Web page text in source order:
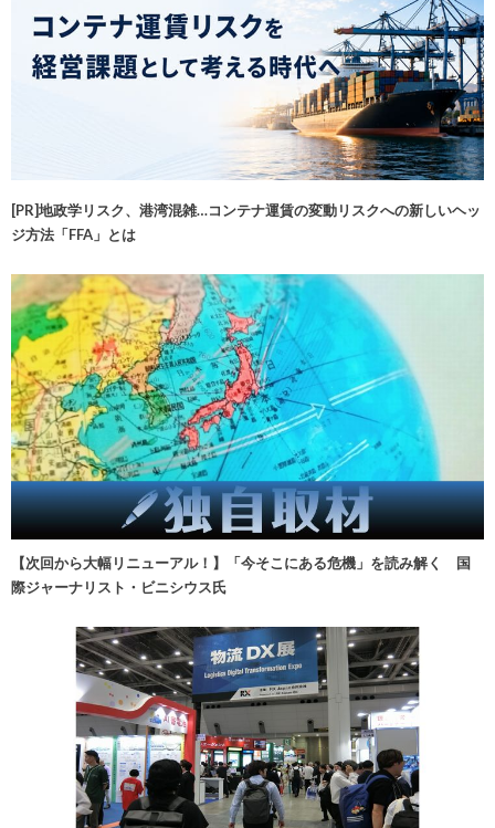
[PR]地政学リスク、港湾混雑…コンテナ運賃の変動リスクへの新しいヘッ
ジ方法「FFA」とは
【次回から大幅リニューアル！】「今そこにある危機」を読み解く 国
際ジャーナリスト・ビニシウス氏